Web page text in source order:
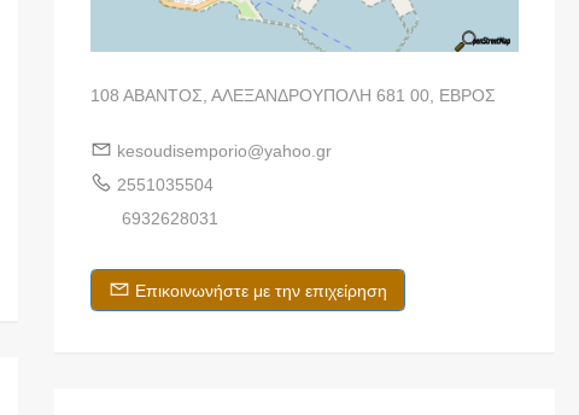
108 ΑΒΑΝΤΟΣ, ΑΛΕΞΑΝΔΡΟΥΠΟΛΗ 681 00, ΕΒΡΟΣ
kesoudisemporio@yahoo.gr
2551035504
6932628031
Επικοινωνήστε με την επιχείρηση